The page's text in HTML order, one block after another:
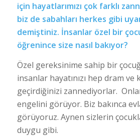
için hayatlarımızı çok farklı
biz de sabahları herkes gibi
demiştiniz. İnsanlar özel bir
öğrenince size nasıl bakıyor?
Özel gereksinime sahip bir
insanlar hayatınızı hep dram ve
geçirdiğinizi zannediyorlar.
engelini görüyor. Biz bakınca
görüyoruz. Aynen sizlerin
duygu gibi.